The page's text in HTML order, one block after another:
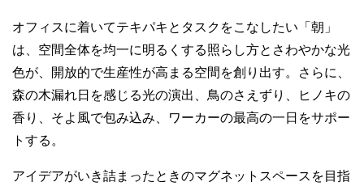
オフィスに着いてテキパキとタスクをこなしたい「朝」
は、空間全体を均一に明るくする照らし方とさわやかな光
色が、開放的で生産性が高まる空間を創り出す。さらに、
森の木漏れ日を感じる光の演出、鳥のさえずり、ヒノキの
香り、そよ風で包み込み、ワーカーの最高の一日をサポー
トする。
アイデアがいき詰まったときのマグネットスペースを目指